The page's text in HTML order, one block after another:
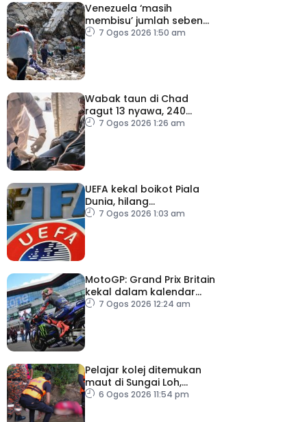
Venezuela ‘masih
membisu’ jumlah sebenar
mangsa hilang dalam
7 Ogos 2026 1:50 am
Wabak taun di Chad
ragut 13 nyawa, 240
dijangkiti
7 Ogos 2026 1:26 am
UEFA kekal boikot Piala
Dunia, hilang
kepercayaan kepada
7 Ogos 2026 1:03 am
MotoGP: Grand Prix Britain
kekal dalam kalendar
hingga 2028
7 Ogos 2026 12:24 am
Pelajar kolej ditemukan
maut di Sungai Loh,
Dungun
6 Ogos 2026 11:54 pm